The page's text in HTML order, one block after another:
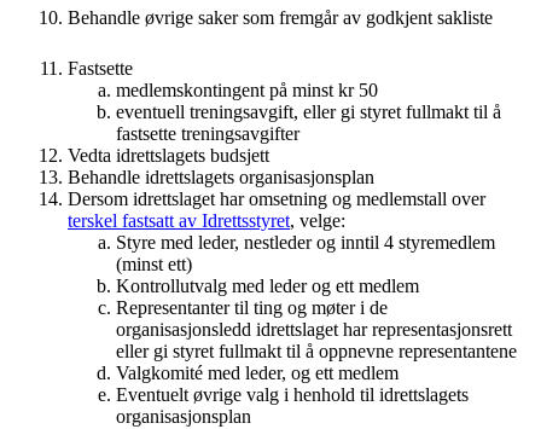
Behandle øvrige saker som fremgår av godkjent sakliste
Fastsette
medlemskontingent på minst kr 50
eventuell treningsavgift, eller gi styret fullmakt til å
fastsette treningsavgifter
Vedta idrettslagets budsjett
Behandle idrettslagets organisasjonsplan
Dersom idrettslaget har omsetning og medlemstall over
terskel fastsatt av Idrettsstyret, velge:
Styre med leder, nestleder og inntil 4 styremedlem
(minst ett)
Kontrollutvalg med leder og ett medlem
Representanter til ting og møter i de
organisasjonsledd idrettslaget har representasjonsrett
eller gi styret fullmakt til å oppnevne representantene
Valgkomité med leder, og ett medlem
Eventuelt øvrige valg i henhold til idrettslagets
organisasjonsplan